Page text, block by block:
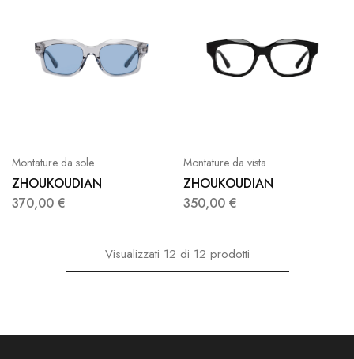
Montature da sole
ZHOUKOUDIAN
370,00 €
Montature da vista
ZHOUKOUDIAN
350,00 €
Visualizzati 12 di 12 prodotti